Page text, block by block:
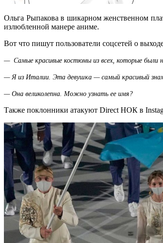
Ольга Рыпакова в шикарном женственном
излюбленной манере аниме.
Вот что пишут пользователи соцсетей о
— Самые красивые костюмы из всех, которые были
— Я из Италии. Эта девушка — самый красивый
— Она великолепна. Можно узнать ее имя?
Также поклонники атакуют Direct НОК в